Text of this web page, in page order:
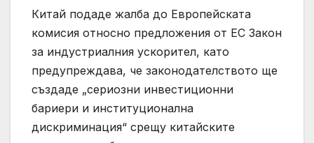
Китай подаде жалба до Европейската
комисия относно предложения от ЕС Закон
за индустриалния ускорител, като
предупреждава, че законодателството ще
създаде „сериозни инвестиционни
бариери и институционална
дискриминация“ срещу китайските